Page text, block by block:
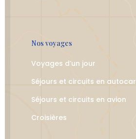
Nos voyages
Voyages d’un jour
Séjours et circuits en autocar
Séjours et circuits en avion
Croisières